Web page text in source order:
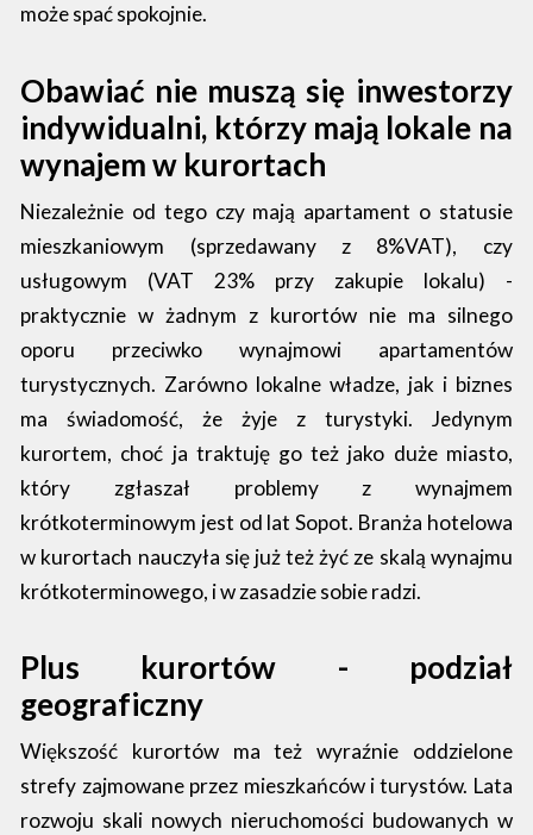
może spać spokojnie.
Obawiać nie muszą się inwestorzy
indywidualni, którzy mają lokale na
wynajem w kurortach
Niezależnie od tego czy mają apartament o statusie
mieszkaniowym (sprzedawany z 8%VAT), czy
usługowym (VAT 23% przy zakupie lokalu) -
praktycznie w żadnym z kurortów nie ma silnego
oporu przeciwko wynajmowi apartamentów
turystycznych. Zarówno lokalne władze, jak i biznes
ma świadomość, że żyje z turystyki. Jedynym
kurortem, choć ja traktuję go też jako duże miasto,
który zgłaszał problemy z wynajmem
krótkoterminowym jest od lat Sopot. Branża hotelowa
w kurortach nauczyła się już też żyć ze skalą wynajmu
krótkoterminowego, i w zasadzie sobie radzi.
Plus kurortów - podział
geograficzny
Większość kurortów ma też wyraźnie oddzielone
strefy zajmowane przez mieszkańców i turystów. Lata
rozwoju skali nowych nieruchomości budowanych w